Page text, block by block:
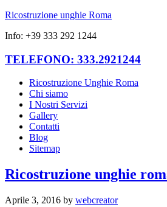
Ricostruzione unghie Roma
Info: +39 333 292 1244
TELEFONO: 333.2921244
Ricostruzione Unghie Roma
Chi siamo
I Nostri Servizi
Gallery
Contatti
Blog
Sitemap
Ricostruzione unghie
Aprile 3, 2016 by webcreator